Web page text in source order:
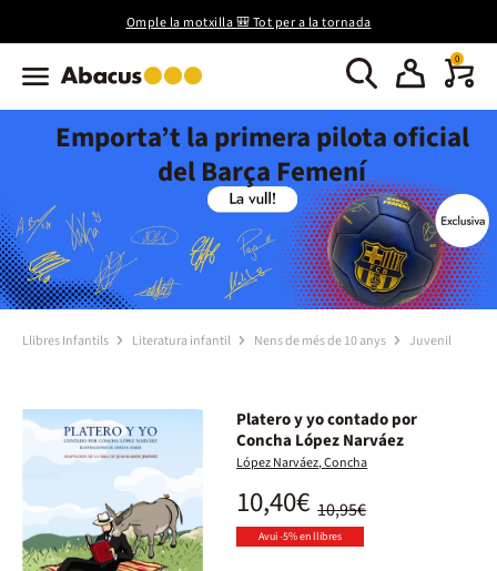
Omple la motxilla 🎒 Tot per a la tornada
0
Emporta’t la primera pilota oficial
del Barça Femení
Llibres Infantils Literatura infantil Nens de més de 10 anys Juvenil
Platero y yo contado por
Concha López Narváez
López Narváez, Concha
10,95€
10,40€
Avui -5% en llibres